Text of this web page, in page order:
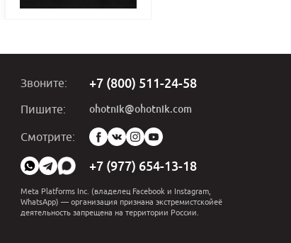
Звоните: +7 (800) 511-24-58
Пишите: ohotnik@ohotnik.com
Смотрите:
Мы
в
социальных
сетях:
+7 (977) 654-13-18
Meta Platforms Inc. (владелец Facebook и Instagram,
WhatsApp) — организация признана экстремистскойеё
деятельность запрещена на территории России.